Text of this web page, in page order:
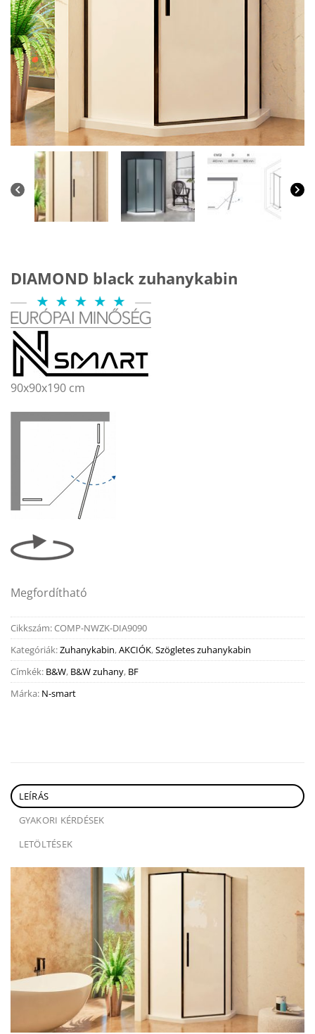
DIAMOND black zuhanykabin
90x90x190 cm
Megfordítható
Cikkszám:COMP-NWZK-DIA9090
Kategóriák:Zuhanykabin,AKCIÓK,Szögletes zuhanykabin
Címkék: B&W, B&W zuhany, BF
Márka: N-smart
LEÍRÁS
GYAKORI KÉRDÉSEK
LETÖLTÉSEK